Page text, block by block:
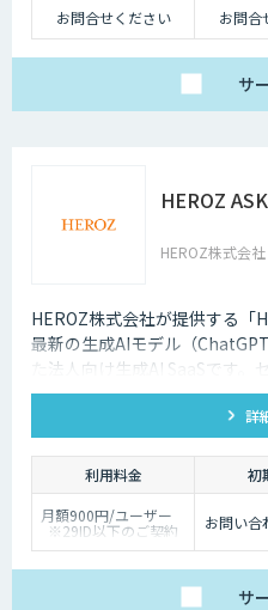
お問合せください
お問合
サ
HEROZ ASK
HEROZ株式会社
HEROZ株式会社が提供する「
最新の生成AIモデル（
た法人向け生成AI SaaSです
署・グループごとの活用が可
搭載から議事録やOCR、スラ
実しており、社内の生成AI活
援します。
詳
利用料金 初
月額900円/ユーザー
※29ID以下のご契約
は、月額1,980円/ユー
お問い合
サ